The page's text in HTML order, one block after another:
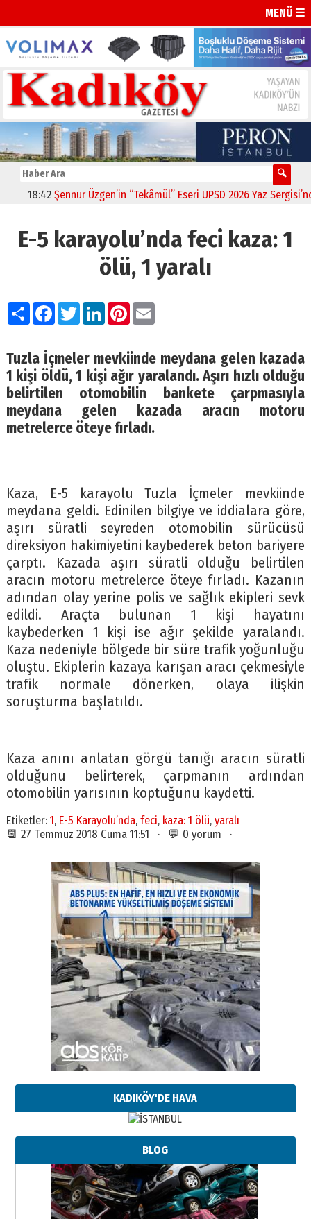
MENÜ ☰
18:42 Şennur Üzgen’in “Tekâmül” Eseri UPSD 2026 Yaz
E-5 karayolu’nda feci kaza: 1
ölü, 1 yaralı
PaylaşFacebook
TwitterLinkedIn
Pinterest
Email
Tuzla İçmeler mevkiinde meydana gelen kazada
1 kişi öldü, 1 kişi ağır yaralandı. Aşırı hızlı olduğu
belirtilen otomobilin bankete çarpmasıyla
meydana gelen kazada aracın motoru
metrelerce öteye fırladı.
Kaza, E-5 karayolu Tuzla İçmeler mevkiinde
meydana geldi. Edinilen bilgiye ve iddialara göre,
aşırı süratli seyreden otomobilin sürücüsü
direksiyon hakimiyetini kaybederek beton bariyere
çarptı. Kazada aşırı süratli olduğu belirtilen
aracın motoru metrelerce öteye fırladı. Kazanın
adından olay yerine polis ve sağlık ekipleri sevk
edildi. Araçta bulunan 1 kişi hayatını
kaybederken 1 kişi ise ağır şekilde yaralandı.
Kaza nedeniyle bölgede bir süre trafik yoğunluğu
oluştu. Ekiplerin kazaya karışan aracı çekmesiyle
trafik normale dönerken, olaya ilişkin
soruşturma başlatıldı.
Kaza anını anlatan görgü tanığı aracın süratli
olduğunu belirterek, çarpmanın ardından
otomobilin yarısının koptuğunu kaydetti.
Etiketler: 1, E-5 Karayolu’nda, feci, kaza: 1 ölü, yaralı
📆 27 Temmuz 2018 Cuma 11:51 · 💬 0 yorum ·
KADIKÖY'DE HAVA
BLOG